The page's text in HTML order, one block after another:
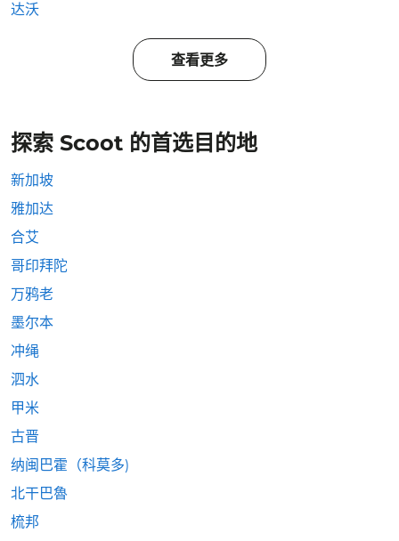
达沃
查看更多
探索 Scoot 的首选目的地
新加坡
雅加达
合艾
哥印拜陀
万鸦老
墨尔本
冲绳
泗水
甲米
古晋
纳闽巴霍（科莫多)
北干巴魯
梳邦